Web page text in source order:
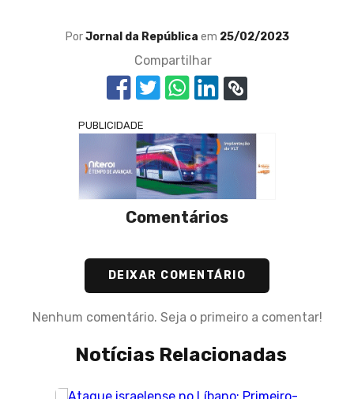
PorJornal da República em 25/02/2023
Compartilhar
PUBLICIDADE
Comentários
DEIXAR COMENTÁRIO
Nenhum comentário. Seja o primeiro a comentar!
Notícias Relacionadas